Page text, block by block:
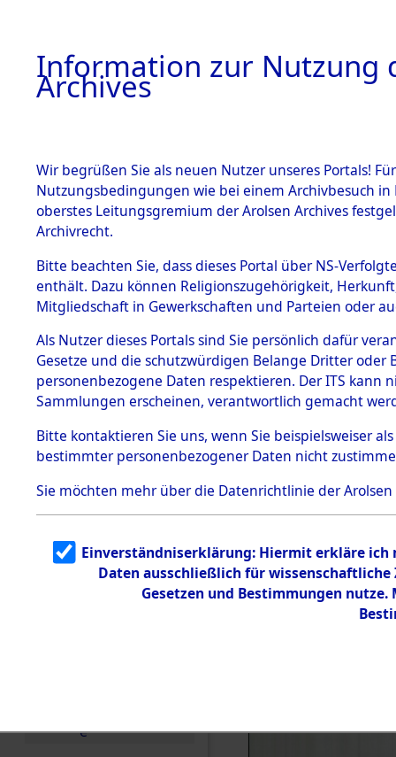
BESTÄNDE
1.
mente
5. Verschiedenes
5.3
Todesmärsche
5.3.1 Alliierte
Erhebungen
zu
Todesmärsch
en
5.3.2
g
5.3.3
Todesmärsch
e
-
0004
Information zur Nutzung
Archives
Wir begrüßen Sie als neuen Nutzer unseres Portals!
Nutzungsbedingungen wie bei einem Archivbesuch
oberstes Leitungsgremium der Arolsen Archives
Archivrecht.
Bitte beachten Sie, dass dieses Portal über NS-
enthält. Dazu können Religionszugehörigkeit,
Mitgliedschaft in Gewerkschaften und Parteien oder
Als Nutzer dieses Portals sind Sie persönlich dafür
Gesetze und die schutzwürdigen Belange Dritter
personenbezogene Daten respektieren. Der ITS
Sammlungen erscheinen, verantwortlich gemacht
Bitte kontaktieren Sie uns, wenn Sie beispielsweiser
bestimmter personenbezogener Daten nicht
Sie möchten mehr über die Datenrichtlinie der Arolsen
Einverständniserklärung: Hiermit erkläre ich
Daten ausschließlich für
Gesetzen und Bestimmungen